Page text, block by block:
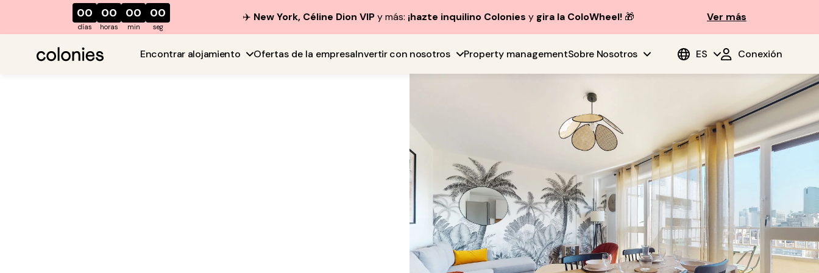
00
días
00
horas
00
min
00
seg
✈️ New York, Céline Dion VIPy más: ¡hazte inquilino Colonies y gira la ColoWheel! 🎁 Ver más
Encontrar alojamiento Ofertas de la empresaInvertir con nosotros Property managementSobre Nosotros ES Conexión